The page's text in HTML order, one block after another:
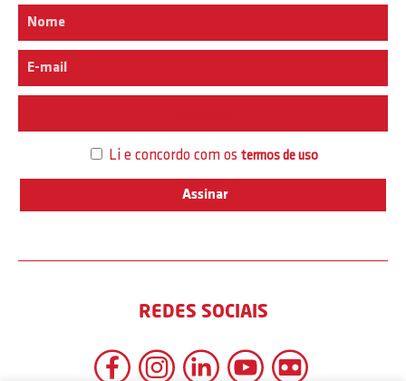
Li e concordo com os termos de uso
REDES SOCIAIS